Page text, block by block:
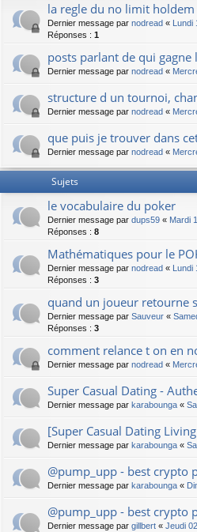
la regle du no limit holdem
Dernier message par nodread «
Réponses : 1
posts parlant de qui
Dernier message par nodread «
structure d un tournoi,
Dernier message par nodread «
que puis je trouver dans
Dernier message par nodread «
Sujets
le vocabulaire du poker
Dernier message par dups59 « Mardi
Réponses : 8
Mathématiques pour le
Dernier message par nodread «
Réponses : 3
quand un joueur retourne
Dernier message par Sauveur «
Réponses : 3
comment relance t on en
Dernier message par nodread «
Super Сasual Dating -
Dernier message par karabounga «
[Super Сasual Dating
Dernier message par karabounga «
@pump_upp - best crypto
Dernier message par karabounga «
@pump_upp - best crypto
Dernier message par gillbert « Jeudi